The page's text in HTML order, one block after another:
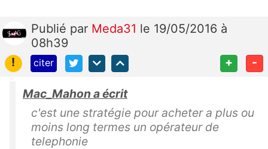
Publié par Meda31 le 19/05/2016 à
08h39
!
citer + -
Mac_Mahon a écrit
c'est une stratégie pour acheter a plus ou
moins long termes un opérateur de
telephonie